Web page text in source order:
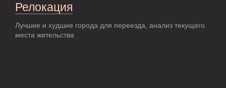
Релокация
Лучшие и худшие города для переезда, анализ текущего
места жительства